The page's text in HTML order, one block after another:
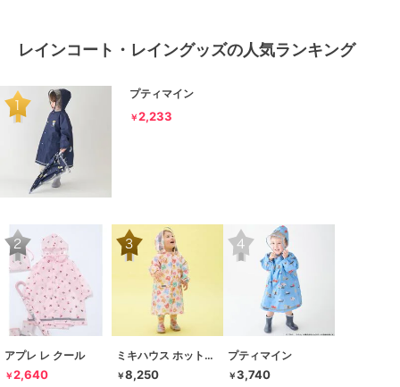
レインコート・レイングッズの人気ランキング
プティマイン
￥2,233
アプレ レ クール
￥2,640
ミキハウス ホットビスケッツ
￥8,250
プティマイン
￥3,740